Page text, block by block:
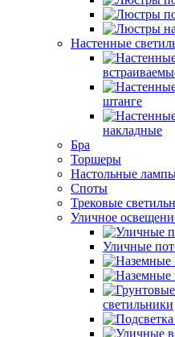
Настенные
штанге
накладные
Бра
Торшеры
Настольные
Споты
Трековые
Уличное
Уличные
светильники